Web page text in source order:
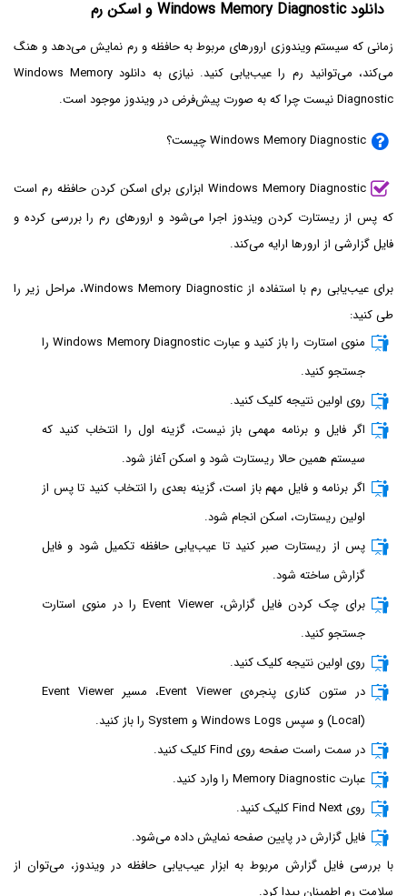
دانلود Windows Memory Diagnostic و اسکن رم
زمانی که سیستم ویندوزی ارورهای مربوط به حافظه و رم نمایش می‌دهد و هنگ
می‌کند، می‌توانید رم را عیب‌یابی کنید. نیازی به دانلود Windows Memory
Diagnostic نیست چرا که به صورت پیش‌فرض در ویندوز موجود است.
Windows Memory Diagnostic چیست؟
Windows Memory Diagnostic ابزاری برای اسکن کردن حافظه رم است
که پس از ریستارت کردن ویندوز اجرا می‌شود و ارورهای رم را بررسی کرده و
فایل گزارشی از ارورها ارایه می‌کند.
برای عیب‌یابی رم با استفاده از Windows Memory Diagnostic، مراحل زیر را
طی کنید:
منوی استارت را باز کنید و عبارت Windows Memory Diagnostic را
جستجو کنید.
روی اولین نتیجه کلیک کنید.
اگر فایل و برنامه مهمی باز نیست، گزینه اول را انتخاب کنید که
سیستم همین حالا ریستارت شود و اسکن آغاز شود.
اگر برنامه و فایل مهم باز است، گزینه بعدی را انتخاب کنید تا پس از
اولین ریستارت، اسکن انجام شود.
پس از ریستارت صبر کنید تا عیب‌یابی حافظه تکمیل شود و فایل
گزارش ساخته شود.
برای چک کردن فایل گزارش، Event Viewer را در منوی استارت
جستجو کنید.
روی اولین نتیجه کلیک کنید.
در ستون کناری پنجره‌ی Event Viewer، مسیر Event Viewer
(Local) و سپس Windows Logs و System را باز کنید.
در سمت راست صفحه روی Find کلیک کنید.
عبارت Memory Diagnostic را وارد کنید.
روی Find Next کلیک کنید.
فایل گزارش در پایین صفحه نمایش داده می‌شود.
با بررسی فایل گزارش مربوط به ابزار عیب‌یابی حافظه در ویندوز، می‌توان از